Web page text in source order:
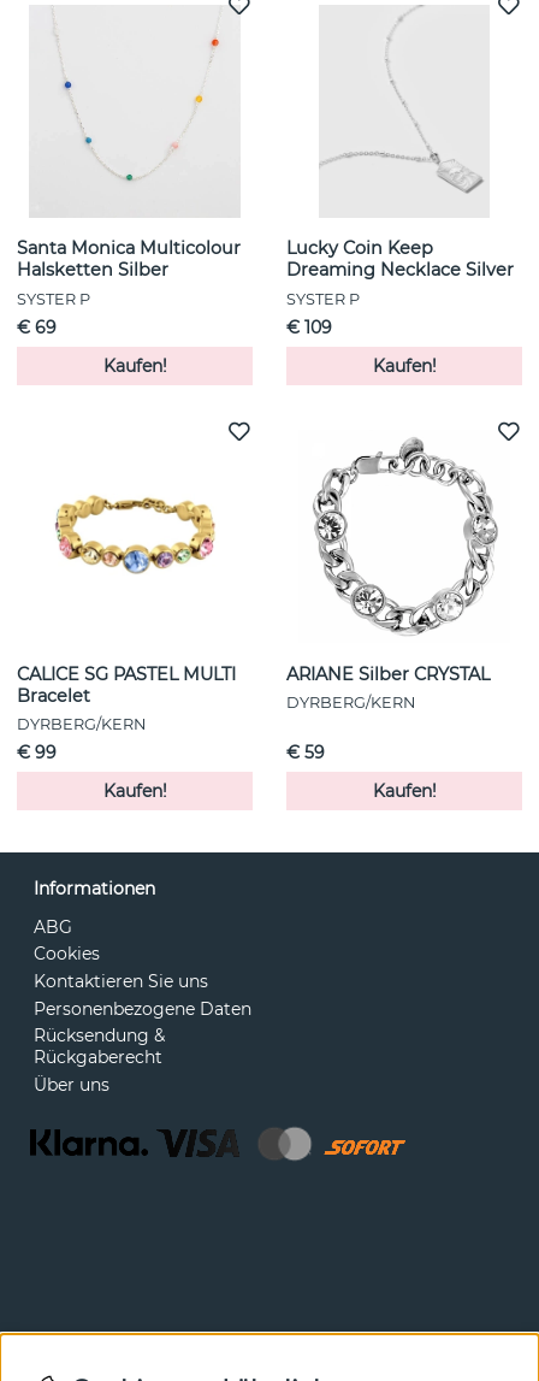
Santa Monica Multicolour
Halsketten Silber
SYSTER P
€ 69
Kaufen!
Lucky Coin Keep
Dreaming Necklace Silver
SYSTER P
€ 109
Kaufen!
CALICE SG PASTEL MULTI
Bracelet
DYRBERG/KERN
€ 99
Kaufen!
ARIANE Silber CRYSTAL
DYRBERG/KERN
€ 59
Kaufen!
Informationen
ABG
Cookies
Kontaktieren Sie uns
Personenbezogene Daten
Rücksendung &
Rückgaberecht
Über uns